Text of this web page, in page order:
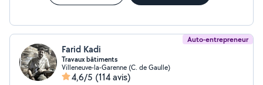
Auto-entrepreneur
Farid Kadi
Travaux bâtiments
Villeneuve-la-Garenne (C. de Gaulle)
4,6/5 (114 avis)